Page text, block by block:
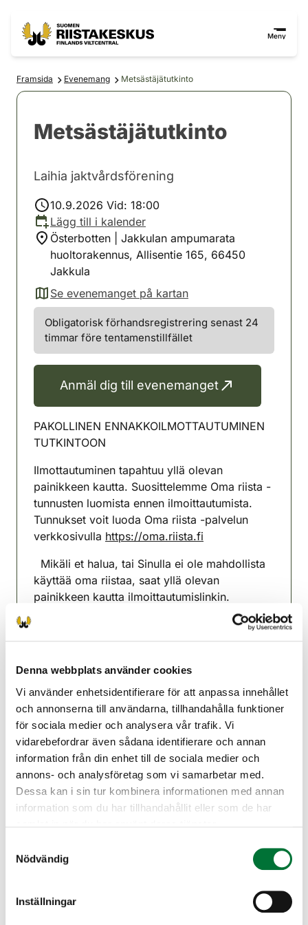
Denna webbplats använder cookies
Vi använder enhetsidentifierare för att anpassa innehållet
och annonserna till användarna, tillhandahålla funktioner
för sociala medier och analysera vår trafik. Vi
vidarebefordrar även sådana identifierare och annan
information från din enhet till de sociala medier och
annons- och analysföretag som vi samarbetar med.
Dessa kan i sin tur kombinera informationen med annan
information som du har tillhandahållit eller som de har
Nödvändig
Inställningar
Meny
Framsida Evenemang Metsästäjätutkinto
Metsästäjätutkinto
Laihia jaktvårdsförening
10.9.2026 Vid: 18:00
Lägg till i kalender
Österbotten | Jakkulan ampumarata
huoltorakennus, Allisentie 165, 66450
Jakkula
Se evenemanget på kartan
(avautuu uuteen välilehteen)
Obligatorisk förhandsregistrering senast 24
timmar före tentamenstillfället
Anmäl dig till evenemanget
PAKOLLINEN ENNAKKOILMOTTAUTUMINEN
TUTKINTOON
Ilmottautuminen tapahtuu yllä olevan
painikkeen kautta. Suosittelemme Oma riista -
tunnusten luomista ennen ilmoittautumista.
Tunnukset voit luoda Oma riista -palvelun
verkkosivulla https://oma.riista.fi
Mikäli et halua, tai Sinulla ei ole mahdollista
käyttää oma riistaa, saat yllä olevan
painikkeen kautta ilmoittautumislinkin.
Alaikäisen, joka ei saa oma riista tunnusta voi
ilmoittaa tutkintoon em. linkin kautta esim.
huoltajan toimesta.
Tutkinto suoritetaan joko sähköisenä tai
paperisena kokeena.
Ota mukaan henkilötodistus (ajokortti tai
alaikäisellä Kelakortti käy).
Tutkintomaksu 20 €, käteinen (tasaraha) tai
verkkomaksu OmaRiista -sovelluksen kautta.
Ilmottautuminen paikanpäällä 17:30 alkaen.
Österbotten
Toiminnanohjaaja Ainomaria Levomäki /